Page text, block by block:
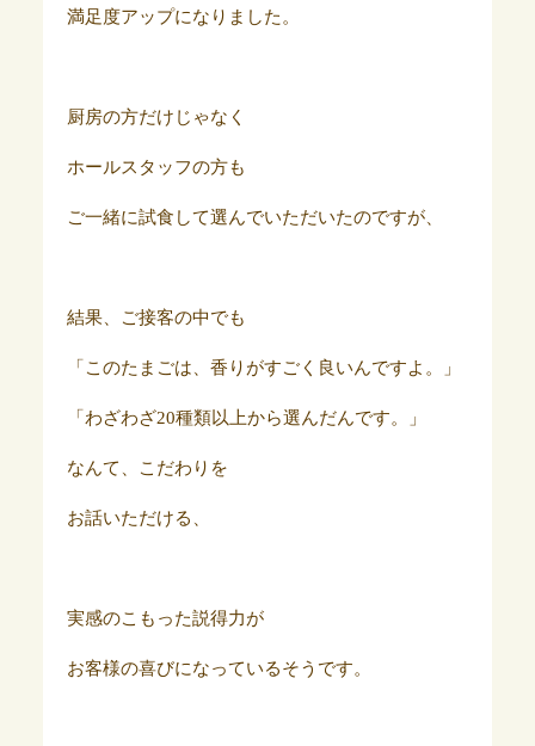
満足度アップになりました。
厨房の方だけじゃなく
ホールスタッフの方も
ご一緒に試食して選んでいただいたのですが、
結果、ご接客の中でも
「このたまごは、香りがすごく良いんですよ。」
「わざわざ20種類以上から選んだんです。」
なんて、こだわりを
お話いただける、
実感のこもった説得力が
お客様の喜びになっているそうです。